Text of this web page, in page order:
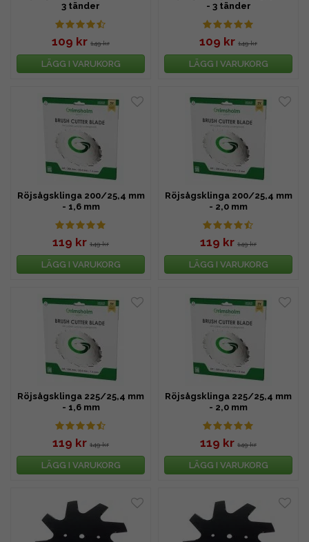
3 tänder
109 kr 149 kr
LÄGG I VARUKORG
- 3 tänder
109 kr 149 kr
LÄGG I VARUKORG
Röjsågsklinga 200/25,4 mm
- 1,6 mm
119 kr 149 kr
LÄGG I VARUKORG
Röjsågsklinga 200/25,4 mm
- 2,0 mm
119 kr 149 kr
LÄGG I VARUKORG
Röjsågsklinga 225/25,4 mm
- 1,6 mm
119 kr 149 kr
LÄGG I VARUKORG
Röjsågsklinga 225/25,4 mm
- 2,0 mm
119 kr 149 kr
LÄGG I VARUKORG